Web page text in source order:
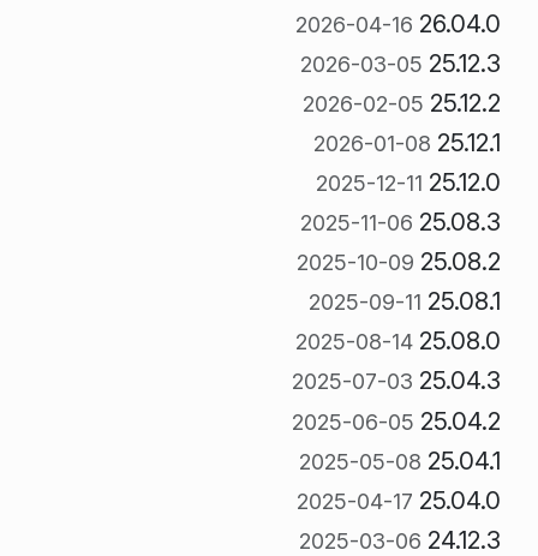
26.04.0
2026-04-16
25.12.3
2026-03-05
25.12.2
2026-02-05
25.12.1
2026-01-08
25.12.0
2025-12-11
25.08.3
2025-11-06
25.08.2
2025-10-09
25.08.1
2025-09-11
25.08.0
2025-08-14
25.04.3
2025-07-03
25.04.2
2025-06-05
25.04.1
2025-05-08
25.04.0
2025-04-17
24.12.3
2025-03-06